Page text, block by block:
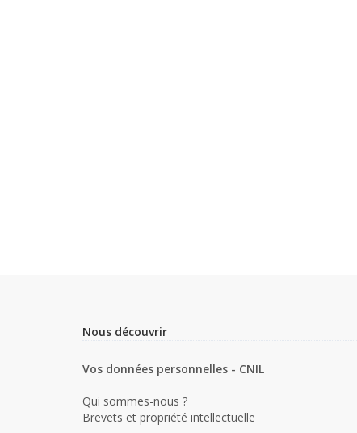
Nous découvrir
Vos données personnelles - CNIL
Qui sommes-nous ?
Brevets et propriété intellectuelle